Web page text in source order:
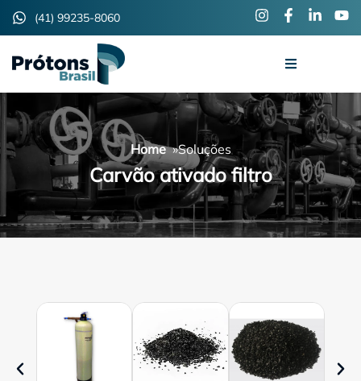
(41) 99235-8060
Carvão ativado filtro
Home»Soluções